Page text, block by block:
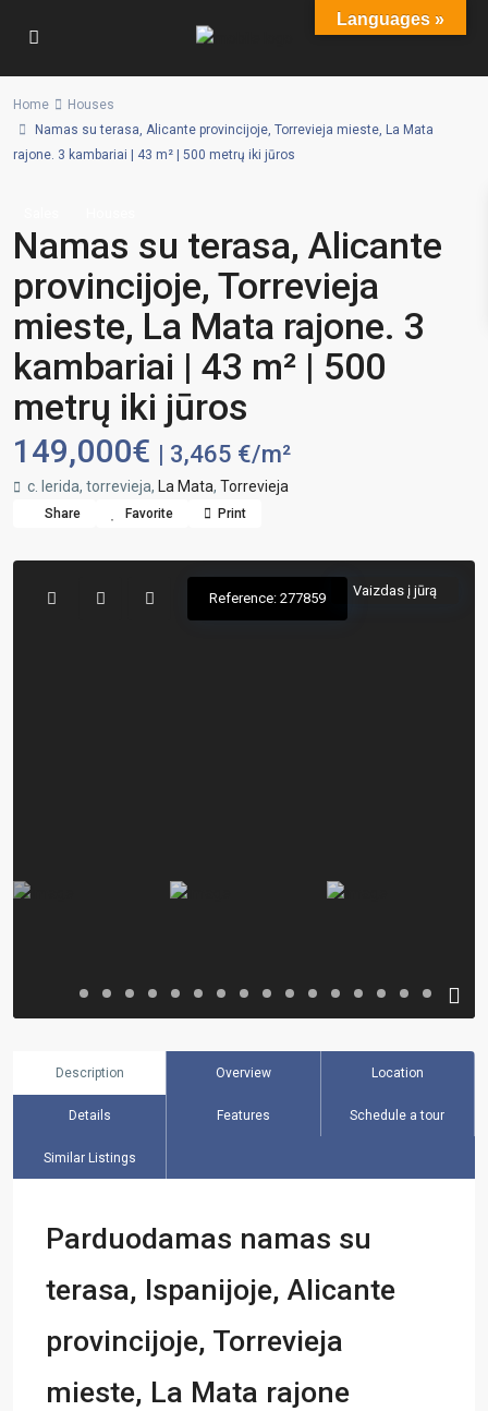
Home
Houses
Namas su terasa, Alicante provincijoje, Torrevieja mieste, La Mata
rajone. 3 kambariai | 43 m² | 500 metrų iki jūros
Namas su terasa, Alicante
provincijoje, Torrevieja
mieste, La Mata rajone. 3
kambariai | 43 m² | 500
metrų iki jūros
149,000€ | 3,465 €/m²
c. lerida, torrevieja, La Mata, Torrevieja
Share Favorite Print
Vaizdas į jūrą
Reference: 277859
Description Overview Location
Details Features Schedule a tour
Similar Listings
Parduodamas namas su
terasa, Ispanijoje, Alicante
provincijoje, Torrevieja
mieste, La Mata rajone
Languages »